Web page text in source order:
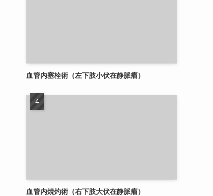
血管内塞栓術（左下肢小伏在静脈瘤）
血管内焼灼術（右下肢大伏在静脈瘤）